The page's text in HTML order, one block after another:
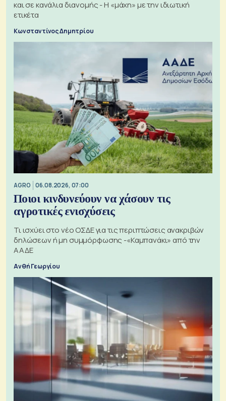
και σε κανάλια διανομής - Η «μάχη» με την ιδιωτική
ετικέτα
Κωνσταντίνος Δημητρίου
AGRO 06.08.2026, 07:00
Ποιοι κινδυνεύουν να χάσουν τις
αγροτικές ενισχύσεις
Τι ισχύει στο νέο ΟΣΔΕ για τις περιπτώσεις ανακριβών
δηλώσεων ή μη συμμόρφωσης -«Καμπανάκι» από την
ΑΑΔΕ
Ανθή Γεωργίου